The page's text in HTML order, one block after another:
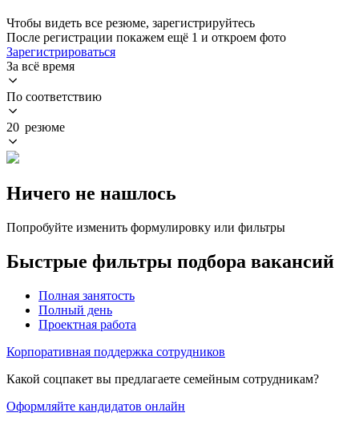
Чтобы видеть все резюме, зарегистрируйтесь
После регистрации покажем ещё 1 и откроем фото
Зарегистрироваться
За всё время
По соответствию
20 резюме
Ничего не нашлось
Попробуйте изменить формулировку или фильтры
Быстрые фильтры подбора вакансий
Полная занятость
Полный день
Проектная работа
Корпоративная поддержка сотрудников
Какой соцпакет вы предлагаете семейным сотрудникам?
Оформляйте кандидатов онлайн